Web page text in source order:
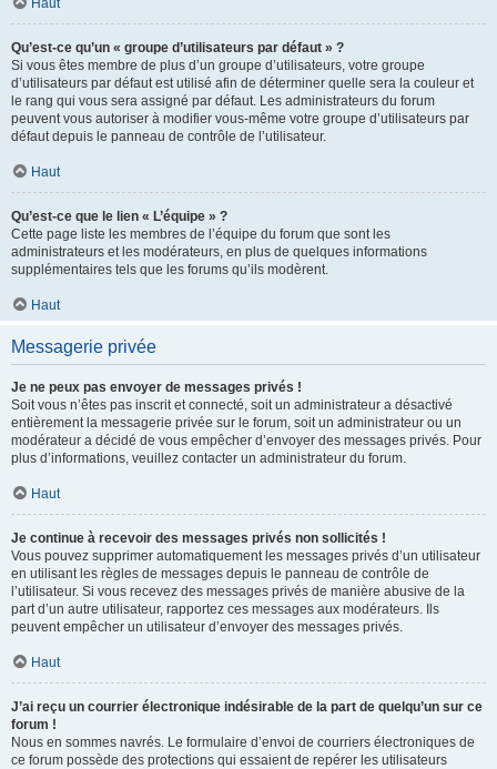
Haut
Qu’est-ce qu’un « groupe d’utilisateurs par défaut » ?
Si vous êtes membre de plus d’un groupe d’utilisateurs, votre groupe
d’utilisateurs par défaut est utilisé afin de déterminer quelle sera la couleur et
le rang qui vous sera assigné par défaut. Les administrateurs du forum
peuvent vous autoriser à modifier vous-même votre groupe d’utilisateurs par
défaut depuis le panneau de contrôle de l’utilisateur.
Haut
Qu’est-ce que le lien « L’équipe » ?
Cette page liste les membres de l’équipe du forum que sont les
administrateurs et les modérateurs, en plus de quelques informations
supplémentaires tels que les forums qu’ils modèrent.
Haut
Messagerie privée
Je ne peux pas envoyer de messages privés !
Soit vous n’êtes pas inscrit et connecté, soit un administrateur a désactivé
entièrement la messagerie privée sur le forum, soit un administrateur ou un
modérateur a décidé de vous empêcher d’envoyer des messages privés. Pour
plus d’informations, veuillez contacter un administrateur du forum.
Haut
Je continue à recevoir des messages privés non sollicités !
Vous pouvez supprimer automatiquement les messages privés d’un utilisateur
en utilisant les règles de messages depuis le panneau de contrôle de
l’utilisateur. Si vous recevez des messages privés de manière abusive de la
part d’un autre utilisateur, rapportez ces messages aux modérateurs. Ils
peuvent empêcher un utilisateur d’envoyer des messages privés.
Haut
J’ai reçu un courrier électronique indésirable de la part de quelqu’un sur ce
forum !
Nous en sommes navrés. Le formulaire d’envoi de courriers électroniques de
ce forum possède des protections qui essaient de repérer les utilisateurs